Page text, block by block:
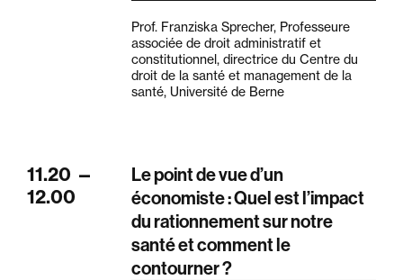
Prof. Franziska Sprecher, Professeure
associée de droit administratif et
constitutionnel, directrice du Centre du
droit de la santé et management de la
santé, Université de Berne
11.20 —
12.00
Le point de vue d’un
économiste : Quel est l’impact
du rationnement sur notre
santé et comment le
contourner ?